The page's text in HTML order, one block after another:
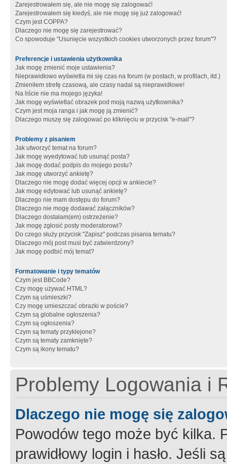
Zarejestrowałem się, ale nie mogę się zalogować!
Zarejestrowałem się kiedyś, ale nie mogę się już zalogować!
Czym jest COPPA?
Dlaczego nie mogę się zarejestrować?
Co spowoduje "Usunięcie wszystkich cookies utworzonych przez forum"?
Preferencje i ustawienia użytkownika
Jak mogę zmienić moje ustawienia?
Nieprawidłowo wyświetla mi się czas na forum (w postach, w profilach, itd.)
Zmieniłem strefę czasową, ale czasy nadal są nieprawidłowe!
Na liście nie ma mojego języka!
Jak mogę wyświetlać obrazek pod moją nazwą użytkownika?
Czym jest moja ranga i jak mogę ją zmienić?
Dlaczego muszę się zalogować po kliknięciu w przycisk "e-mail"?
Problemy z pisaniem
Jak utworzyć temat na forum?
Jak mogę wyedytować lub usunąć posta?
Jak mogę dodać podpis do mojego postu?
Jak mogę utworzyć ankietę?
Dlaczego nie mogę dodać więcej opcji w ankiecie?
Jak mogę edytować lub usunąć ankietę?
Dlaczego nie mam dostępu do forum?
Dlaczego nie mogę dodawać załączników?
Dlaczego dostałam(em) ostrzeżenie?
Jak mogę zgłosić posty moderatorowi?
Do czego służy przycisk "Zapisz" podczas pisania tematu?
Dlaczego mój post musi być zatwierdzony?
Jak mogę podbić mój temat?
Formatowanie i typy tematów
Czym jest BBCode?
Czy mogę używać HTML?
Czym są uśmieszki?
Czy mogę umieszczać obrazki w poście?
Czym są globalne ogłoszenia?
Czym są ogłoszenia?
Czym są tematy przyklejone?
Czym są tematy zamknięte?
Czym są ikony tematu?
Problemy Logowania i
Dlaczego nie mogę się
Powodów tego może być kilka.
prawidłowy login i hasło. Jeśli